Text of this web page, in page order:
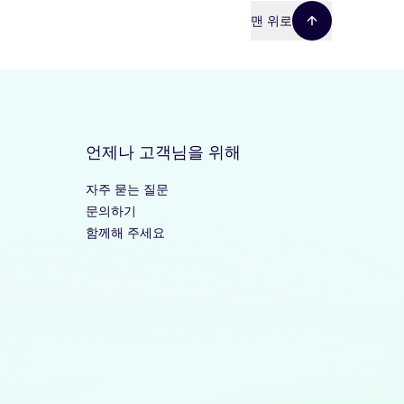
맨 위로
언제나 고객님을 위해
자주 묻는 질문
문의하기
함께해 주세요